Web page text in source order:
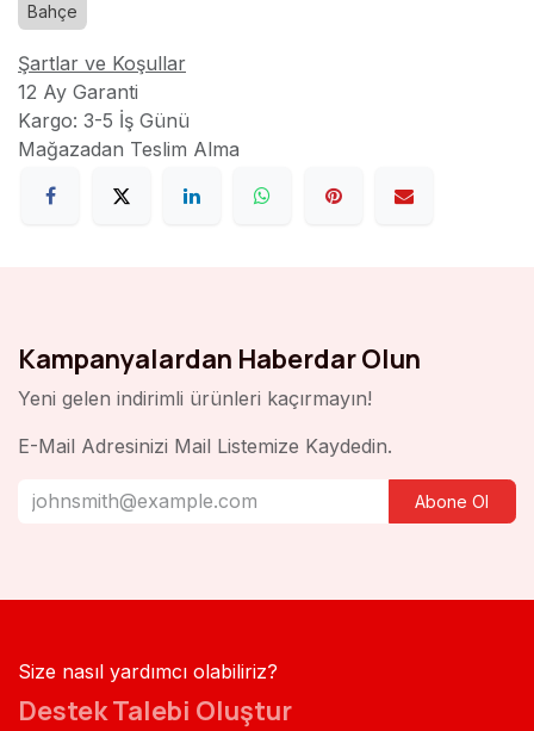
Bahçe
Şartlar ve Koşullar
12 Ay Garanti
Kargo: 3-5 İş Günü
Mağazadan Teslim Alma
Kampanyalardan Haberdar Olun
Yeni gelen indirimli ürünleri kaçırmayın!
E-Mail Adresinizi Mail Listemize Kaydedin.
Abone Ol
Size nasıl yardımcı olabiliriz?
Destek Talebi Oluştur